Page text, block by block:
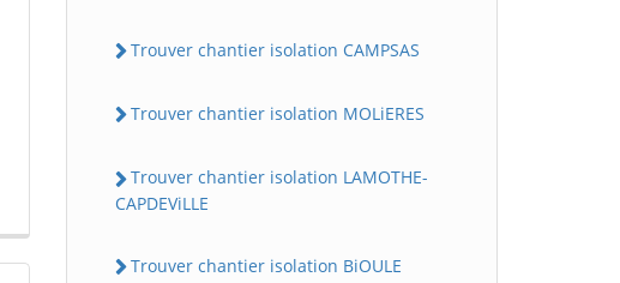
Trouver chantier isolation CAMPSAS
Trouver chantier isolation MOLiERES
Trouver chantier isolation LAMOTHE-
CAPDEViLLE
Trouver chantier isolation BiOULE